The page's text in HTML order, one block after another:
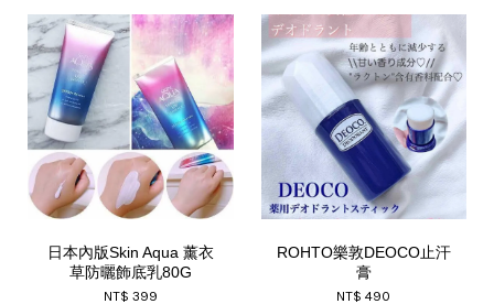
日本內版Skin Aqua 薰衣
草防曬飾底乳80G
NT$ 399
ROHTO樂敦DEOCO止汗
膏
NT$ 490